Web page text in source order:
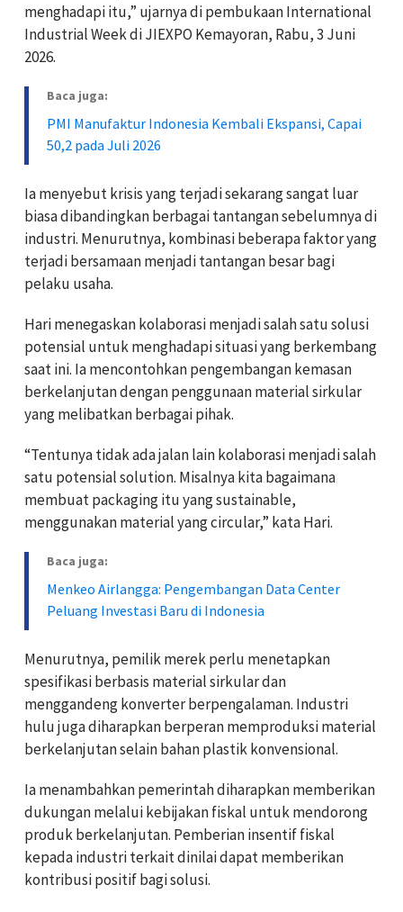
menghadapi itu,” ujarnya di pembukaan International
Industrial Week di JIEXPO Kemayoran, Rabu, 3 Juni
2026.
Baca juga:
PMI Manufaktur Indonesia Kembali Ekspansi, Capai
50,2 pada Juli 2026
Ia menyebut krisis yang terjadi sekarang sangat luar
biasa dibandingkan berbagai tantangan sebelumnya di
industri. Menurutnya, kombinasi beberapa faktor yang
terjadi bersamaan menjadi tantangan besar bagi
pelaku usaha.
Hari menegaskan kolaborasi menjadi salah satu solusi
potensial untuk menghadapi situasi yang berkembang
saat ini. Ia mencontohkan pengembangan kemasan
berkelanjutan dengan penggunaan material sirkular
yang melibatkan berbagai pihak.
“Tentunya tidak ada jalan lain kolaborasi menjadi salah
satu potensial solution. Misalnya kita bagaimana
membuat packaging itu yang sustainable,
menggunakan material yang circular,” kata Hari.
Baca juga:
Menkeo Airlangga: Pengembangan Data Center
Peluang Investasi Baru di Indonesia
Menurutnya, pemilik merek perlu menetapkan
spesifikasi berbasis material sirkular dan
menggandeng konverter berpengalaman. Industri
hulu juga diharapkan berperan memproduksi material
berkelanjutan selain bahan plastik konvensional.
Ia menambahkan pemerintah diharapkan memberikan
dukungan melalui kebijakan fiskal untuk mendorong
produk berkelanjutan. Pemberian insentif fiskal
kepada industri terkait dinilai dapat memberikan
kontribusi positif bagi solusi.